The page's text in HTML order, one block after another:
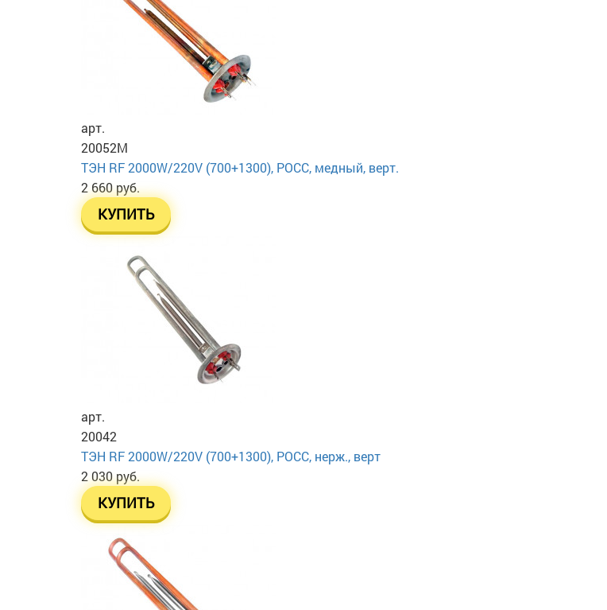
арт.
20052M
ТЭН RF 2000W/220V (700+1300), РОСС, медный, верт.
2 660 руб.
КУПИТЬ
арт.
20042
ТЭН RF 2000W/220V (700+1300), РОСС, нерж., верт
2 030 руб.
КУПИТЬ